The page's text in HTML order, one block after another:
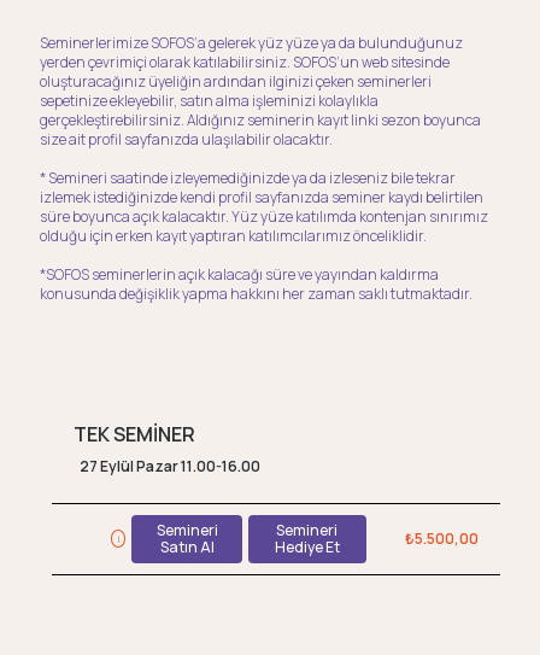
Seminerlerimize SOFOS’a gelerek yüz yüze ya da bulunduğunuz
yerden çevrimiçi olarak katılabilirsiniz. SOFOS’un web sitesinde
oluşturacağınız üyeliğin ardından ilginizi çeken seminerleri
sepetinize ekleyebilir, satın alma işleminizi kolaylıkla
gerçekleştirebilirsiniz. Aldığınız seminerin kayıt linki sezon boyunca
size ait profil sayfanızda ulaşılabilir olacaktır.
* Semineri saatinde izleyemediğinizde ya da izleseniz bile tekrar
izlemek istediğinizde kendi profil sayfanızda seminer kaydı belirtilen
süre boyunca açık kalacaktır. Yüz yüze katılımda kontenjan sınırımız
olduğu için erken kayıt yaptıran katılımcılarımız önceliklidir.
*SOFOS seminerlerin açık kalacağı süre ve yayından kaldırma
konusunda değişiklik yapma hakkını her zaman saklı tutmaktadır.
TEK SEMİNER
27 Eylül Pazar 11.00-16.00
i
Semineri
Satın Al
Semineri
Hediye Et
₺5.500,00